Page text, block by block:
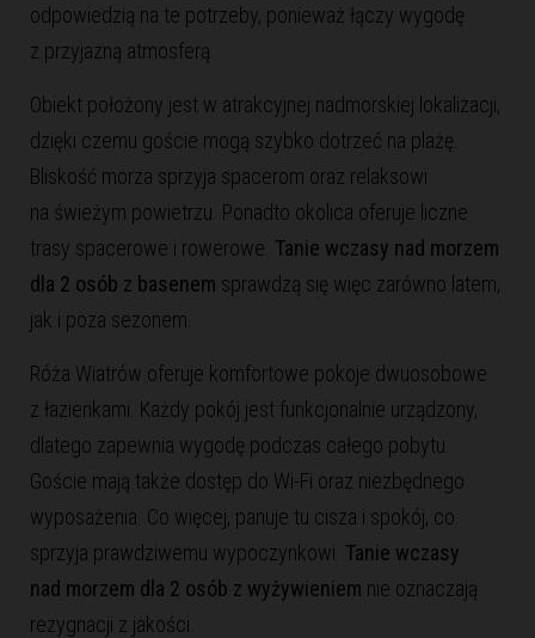
odpowiedzią na te potrzeby, ponieważ łączy wygodę
z przyjazną atmosferą.
Obiekt położony jest w atrakcyjnej nadmorskiej lokalizacji,
dzięki czemu goście mogą szybko dotrzeć na plażę.
Bliskość morza sprzyja spacerom oraz relaksowi
na świeżym powietrzu. Ponadto okolica oferuje liczne
trasy spacerowe i rowerowe. Tanie wczasy nad morzem
dla 2 osób z basenem sprawdzą się więc zarówno latem,
jak i poza sezonem.
Róża Wiatrów oferuje komfortowe pokoje dwuosobowe
z łazienkami. Każdy pokój jest funkcjonalnie urządzony,
dlatego zapewnia wygodę podczas całego pobytu.
Goście mają także dostęp do Wi-Fi oraz niezbędnego
wyposażenia. Co więcej, panuje tu cisza i spokój, co
sprzyja prawdziwemu wypoczynkowi. Tanie wczasy
nad morzem dla 2 osób z wyżywieniem nie oznaczają
rezygnacji z jakości.